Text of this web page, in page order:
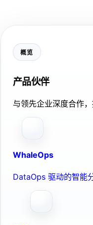
概览
产品伙伴
与领先企业深度合作
WhaleOps
DataOps 驱动的智能